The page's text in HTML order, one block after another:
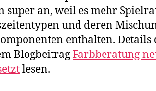
super an, weil es mehr
und deren
enthalten. Details
BlogbeitragFarbberatung
lesen.